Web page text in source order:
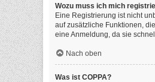
Wozu muss ich mich
Eine Registrierung ist nicht
auf zusätzliche Funktionen,
eine Anmeldung, da sie
Nach oben
Was ist COPPA?